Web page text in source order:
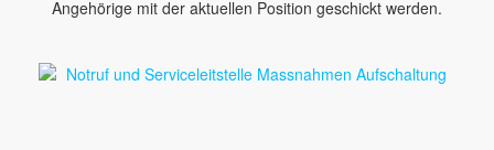
Angehörige mit der aktuellen Position geschickt werden.